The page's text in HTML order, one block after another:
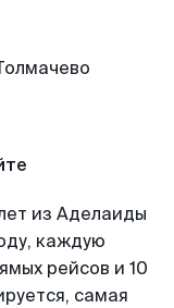
из Аделаиды
каждую
рейсов и 10
самая